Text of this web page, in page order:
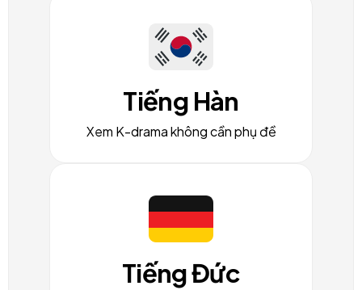
Tiếng Hàn
Xem K-drama không cần phụ đề
Tiếng Đức